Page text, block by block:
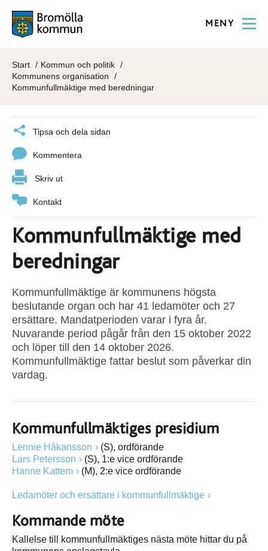
MENY
Start
Kommun och politik
Kommunens organisation
Kommunfullmäktige med beredningar
Tipsa och dela sidan
Kommentera
Skriv ut
Kontakt
Kommunfullmäktige med
beredningar
Kommunfullmäktige är kommunens högsta
beslutande organ och har 41 ledamöter och 27
ersättare. Mandatperioden varar i fyra år.
Nuvarande period pågår från den 15 oktober 2022
och löper till den 14 oktober 2026.
Kommunfullmäktige fattar beslut som påverkar din
vardag.
Kommunfullmäktiges presidium
Lennie Håkansson
(S), ordförande
Lars Petersson
(S), 1:e vice ordförande
Hanne Kattem
(M), 2:e vice ordförande
Ledamöter och ersättare i kommunfullmäktige
Kommande möte
Kallelse till kommunfullmäktiges nästa möte hittar du på